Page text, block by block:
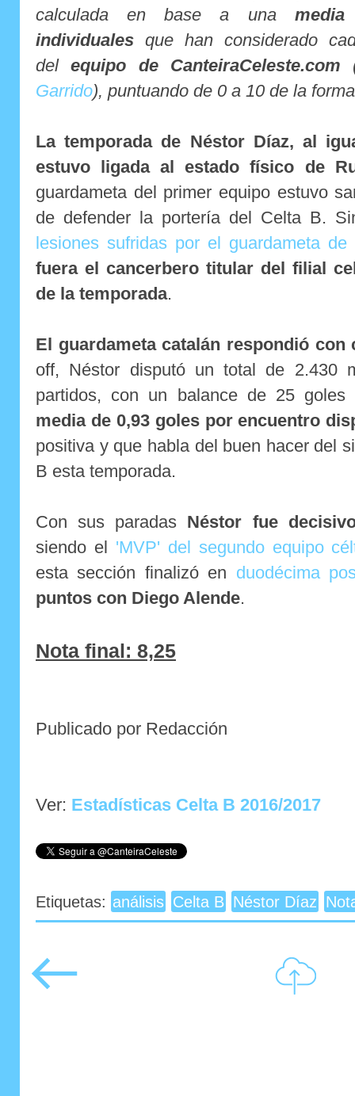
calculada en base a una
individuales que han considerado
delequipo de CanteiraCeleste.com
Garrido), puntuando de 0 a 10 de la
La temporada de Néstor Díaz, al
estuvo ligada al estado físico de
guardameta del primer equipo estuvo
de defender la portería del Celta B.
lesiones sufridas por el guardameta de
fuera el cancerbero titular del filial
de la temporada.
El guardameta catalán respondió con
off, Néstor disputó un total de 2.430
partidos, con un balance de 25
media de 0,93 goles por encuentro
positiva y que habla del buen hacer del
B esta temporada.
Con sus paradas Néstor fue
siendo el 'MVP' del segundo equipo
esta sección finalizó en duodécima
puntos con Diego Alende.
Nota final: 8,25
Publicado por Redacción
Ver: Estadísticas Celta B 2016/2017
Etiquetas: análisis Celta B Néstor Díaz